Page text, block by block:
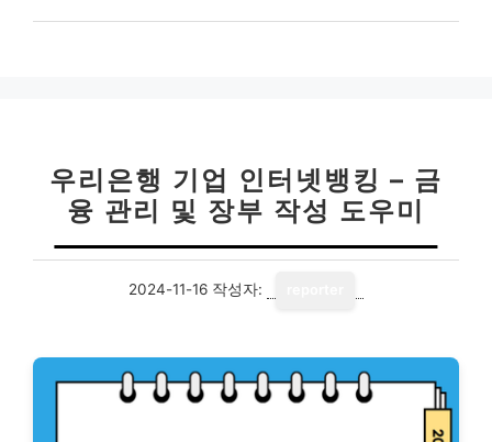
우리은행 기업 인터넷뱅킹 – 금
융 관리 및 장부 작성 도우미
2024-11-16 작성자: